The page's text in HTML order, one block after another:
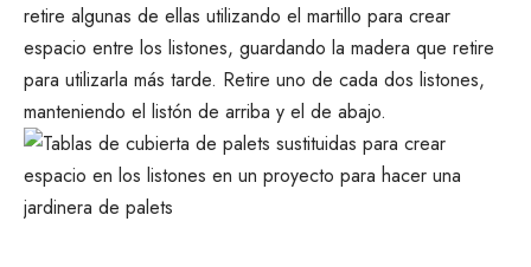
retire algunas de ellas utilizando el martillo para crear
espacio entre los listones, guardando la madera que retire
para utilizarla más tarde. Retire uno de cada dos listones,
manteniendo el listón de arriba y el de abajo.